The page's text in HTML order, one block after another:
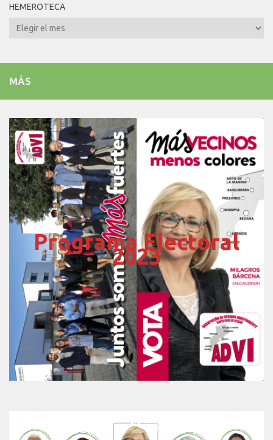
HEMEROTECA
Hemeroteca
MÁS
Programa Electoral
2023